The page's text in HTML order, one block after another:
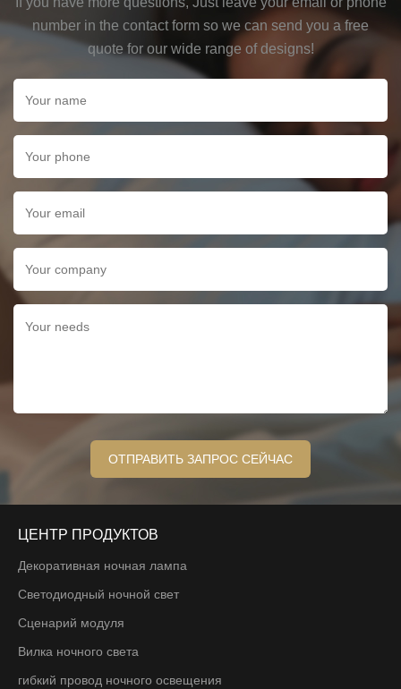
number in the contact form so we can send you a free
quote for our wide range of designs!
ЦЕНТР ПРОДУКТОВ
Декоративная ночная лампа
Светодиодный ночной свет
Сценарий модуля
Вилка ночного света
гибкий провод ночного освещения